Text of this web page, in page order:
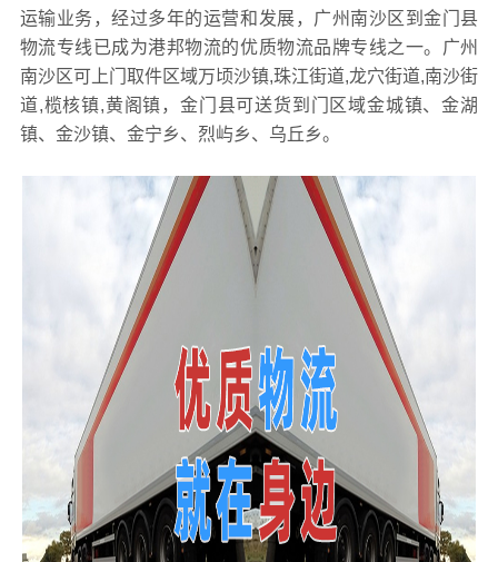
运输业务，经过多年的运营和发展，广州南沙区到金门县
物流专线已成为港邦物流的优质物流品牌专线之一。广州
南沙区可上门取件区域万顷沙镇,珠江街道,龙穴街道,南沙街
道,榄核镇,黄阁镇，金门县可送货到门区域金城镇、金湖
镇、金沙镇、金宁乡、烈屿乡、乌丘乡。